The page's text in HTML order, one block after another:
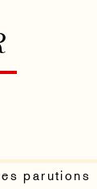
parutions